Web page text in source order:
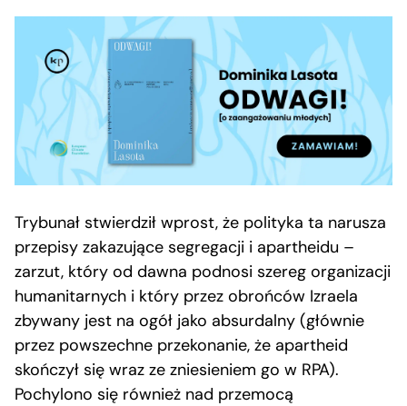
Trybunał stwierdził wprost, że polityka ta narusza
przepisy zakazujące segregacji i apartheidu –
zarzut, który od dawna podnosi szereg organizacji
humanitarnych i który przez obrońców Izraela
zbywany jest na ogół jako absurdalny (głównie
przez powszechne przekonanie, że apartheid
skończył się wraz ze zniesieniem go w RPA).
Pochylono się również nad przemocą